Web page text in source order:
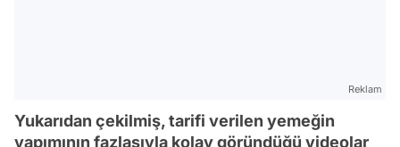
Reklam
Yukarıdan çekilmiş, tarifi verilen yemeğin
yapımının fazlasıyla kolay göründüğü videolar